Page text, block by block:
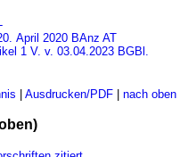
April 2020 BAnz AT
1 V. v. 03.04.2023 BGBl.
| Ausdrucken/PDF| nach oben